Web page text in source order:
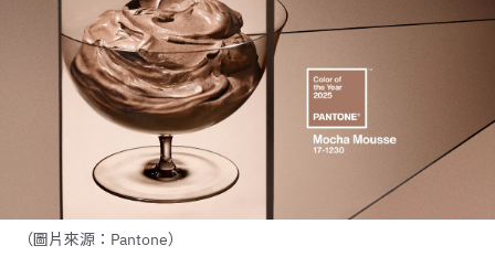
（圖片來源：Pantone）